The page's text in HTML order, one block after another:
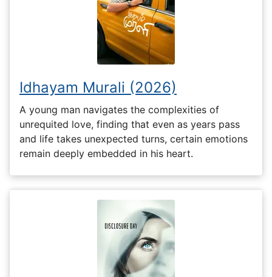
Idhayam Murali (2026)
A young man navigates the complexities of
unrequited love, finding that even as years pass
and life takes unexpected turns, certain emotions
remain deeply embedded in his heart.